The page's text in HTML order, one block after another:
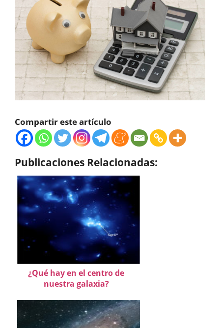
Compartir este artículo
Publicaciones Relacionadas:
¿Qué hay en el centro de
nuestra galaxia?